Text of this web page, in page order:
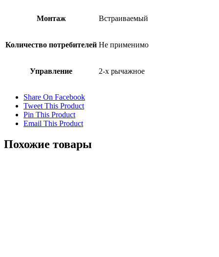
Монтаж Встраиваемый
Количество потребителей Не применимо
Управление 2-х рычажное
Share On Facebook
Tweet This Product
Pin This Product
Email This Product
Похожие товары